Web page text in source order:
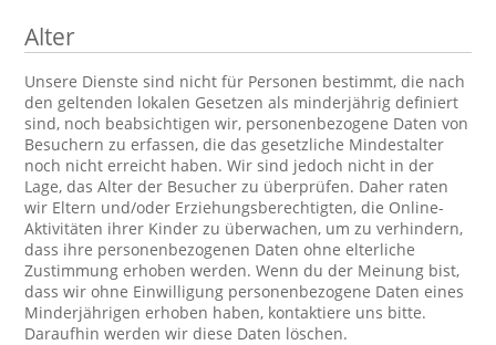
Alter
Unsere Dienste sind nicht für Personen bestimmt, die nach
den geltenden lokalen Gesetzen als minderjährig definiert
sind, noch beabsichtigen wir, personenbezogene Daten von
Besuchern zu erfassen, die das gesetzliche Mindestalter
noch nicht erreicht haben. Wir sind jedoch nicht in der
Lage, das Alter der Besucher zu überprüfen. Daher raten
wir Eltern und/oder Erziehungsberechtigten, die Online-
Aktivitäten ihrer Kinder zu überwachen, um zu verhindern,
dass ihre personenbezogenen Daten ohne elterliche
Zustimmung erhoben werden. Wenn du der Meinung bist,
dass wir ohne Einwilligung personenbezogene Daten eines
Minderjährigen erhoben haben, kontaktiere uns bitte.
Daraufhin werden wir diese Daten löschen.